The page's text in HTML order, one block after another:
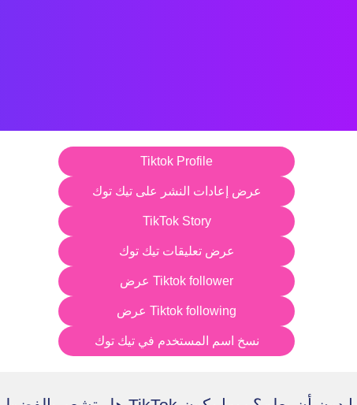
Tiktok Profile
عرض إعادات النشر على تيك توك
TikTok Story
عرض تعليقات تيك توك
عرض Tiktok follower
عرض Tiktok following
نسخ اسم المستخدم في تيك توك